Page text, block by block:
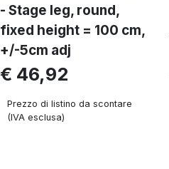
- Stage leg, round,
fixed height = 100 cm,
+/-5cm adj
€ 46,92
Prezzo di listino da scontare
(IVA esclusa)